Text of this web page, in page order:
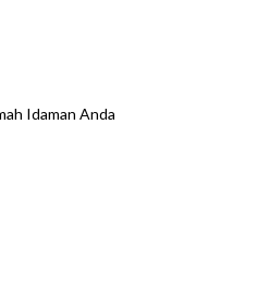
Idaman Anda